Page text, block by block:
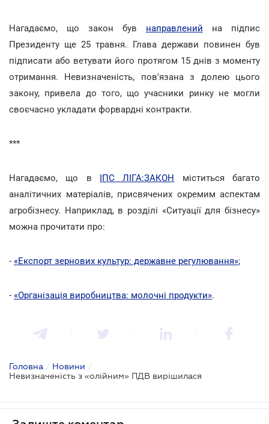
Нагадаємо, що закон був направлений на підпис
Президенту ще 25 травня. Глава держави повинен був
підписати або ветувати його протягом 15 днів з моменту
отримання. Невизначеність, пов'язана з долею цього
закону, привела до того, що учасники ринку не могли
своєчасно укладати форвардні контракти.
***
Нагадаємо, що в ІПС ЛІГА:ЗАКОН міститься багато
аналітичних матеріалів, присвячених окремим аспектам
агробізнесу. Наприклад, в розділі «Ситуації для бізнесу»
можна прочитати про:
- «Експорт зернових культур: державне регулювання»;
- «Організація виробництва: молочні продукти».
Головна / Новини /
Невизначеність з «олійним» ПДВ вирішилася